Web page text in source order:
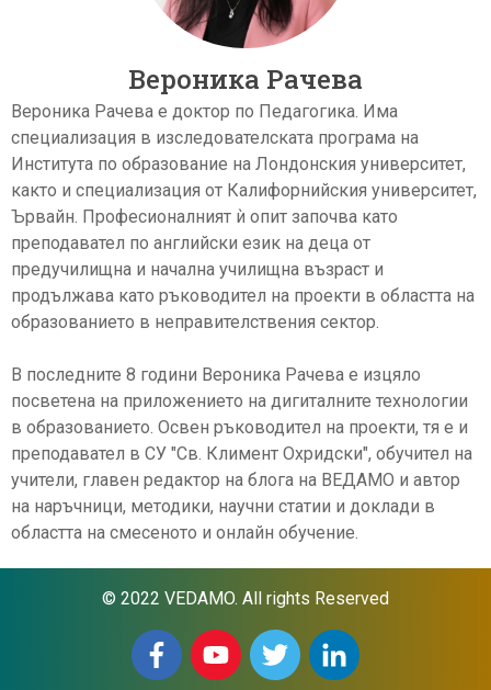
Вероника Рачева
Вероника Рачева е доктор по Педагогика. Има
специализация в изследователската програма на
Института по образование на Лондонския университет,
както и специализация от Калифорнийския университет,
Ървайн. Професионалният ѝ опит започва като
преподавател по английски език на деца от
предучилищна и начална училищна възраст и
продължава като ръководител на проекти в областта на
образованието в неправителствения сектор.
В последните 8 години Вероника Рачева е изцяло
посветена на приложението на дигиталните технологии
в образованието. Освен ръководител на проекти, тя е и
преподавател в СУ "Св. Климент Охридски", обучител на
учители, главен редактор на блога на ВЕДАМО и автор
на наръчници, методики, научни статии и доклади в
областта на смесеното и онлайн обучение.
© 2022 VEDAMO. All rights Reserved